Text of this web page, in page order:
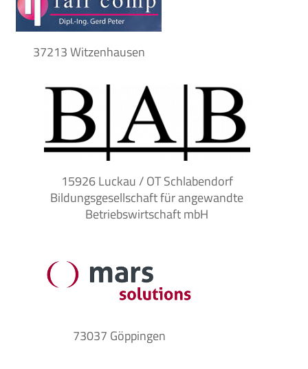
37213 Witzenhausen
15926 Luckau / OT Schlabendorf
Bildungsgesellschaft für angewandte
Betriebswirtschaft mbH
73037 Göppingen